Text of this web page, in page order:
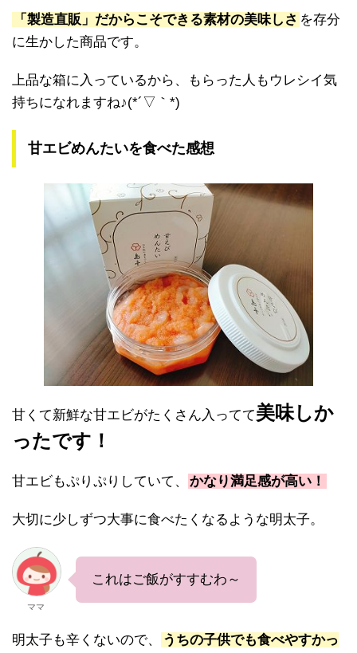
「製造直販」だからこそできる素材の美味しさ を存分
に生かした商品です。
上品な箱に入っているから、もらった人もウレシイ気
持ちになれますね♪(*´▽｀*)
甘エビめんたいを食べた感想
甘くて新鮮な甘エビがたくさん入ってて美味しか
ったです！
甘エビもぷりぷりしていて、 かなり満足感が高い！
大切に少しずつ大事に食べたくなるような明太子。
ママ
これはご飯がすすむわ～
明太子も辛くないので、 うちの子供でも食べやすかっ